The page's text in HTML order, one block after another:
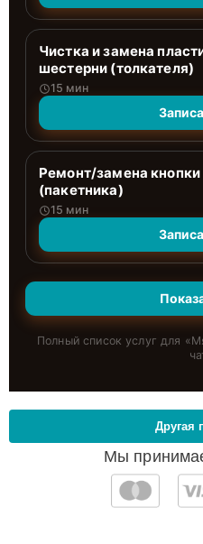
Чистка и замена
шестерни (толкателя)
15 мин
Ремонт/замена
(пакетника)
15 мин
Полный список услуг для «
Мы
Другая